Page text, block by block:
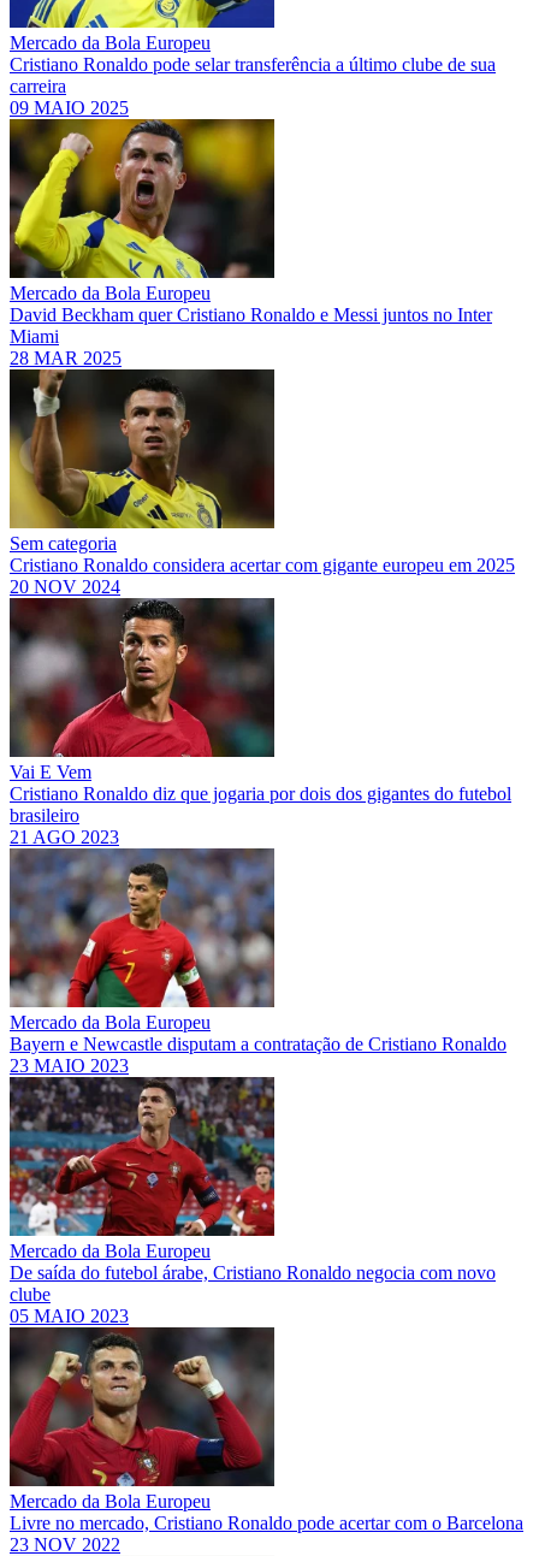
Mercado da Bola Europeu
Cristiano Ronaldo pode selar transferência a último clube de sua
carreira
09 MAIO 2025
Mercado da Bola Europeu
David Beckham quer Cristiano Ronaldo e Messi juntos no Inter
Miami
28 MAR 2025
Sem categoria
Cristiano Ronaldo considera acertar com gigante europeu em 2025
20 NOV 2024
Vai E Vem
Cristiano Ronaldo diz que jogaria por dois dos gigantes do futebol
brasileiro
21 AGO 2023
Mercado da Bola Europeu
Bayern e Newcastle disputam a contratação de Cristiano Ronaldo
23 MAIO 2023
Mercado da Bola Europeu
De saída do futebol árabe, Cristiano Ronaldo negocia com novo
clube
05 MAIO 2023
Mercado da Bola Europeu
Livre no mercado, Cristiano Ronaldo pode acertar com o Barcelona
23 NOV 2022